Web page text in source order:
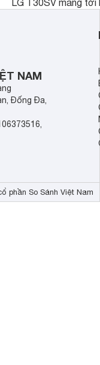
LG T30SV mang tới
mức giá bán dễ
nhiều khách hàng
NAM
Đống Đa,
phần So Sánh Việt Nam